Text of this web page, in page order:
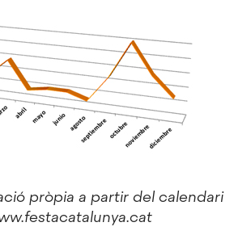
pròpia a partir del calendari